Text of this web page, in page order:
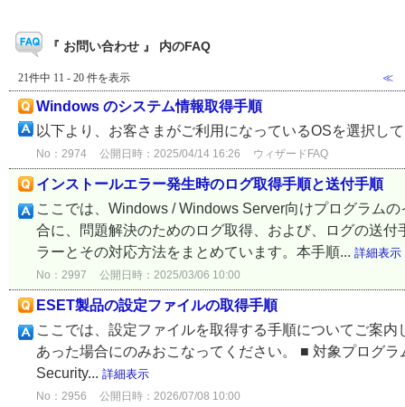
『 お問い合わせ 』 内のFAQ
21件中 11 - 20 件を表示 ≪
Windows のシステム情報取得手順
以下より、お客さまがご利用になっているOSを選択し
No：2974 公開日時：2025/04/14 16:26 ウィザードFAQ
インストールエラー発生時のログ取得手順と送付手順
ここでは、Windows / Windows Server向けプログラム
合に、問題解決のためのログ取得、および、ログの送
ラーとその対応方法をまとめています。本手順... 詳細表示
No：2997 公開日時：2025/03/06 10:00
ESET製品の設定ファイルの取得手順
ここでは、設定ファイルを取得する手順についてご案
あった場合にのみおこなってください。 ■ 対象プログ
Security... 詳細表示
No：2956 公開日時：2026/07/08 10:00